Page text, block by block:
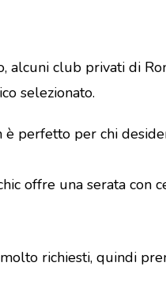
club privati di
selezionato.
è perfetto per chi
offre una serata con
richiesti, quindi